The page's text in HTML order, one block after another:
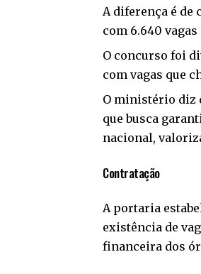
A diferença é de
com 6.640
O concurso foi
com vagas que
O ministério diz
que busca
nacional,
Contratação
A portaria
existência de
financeira dos